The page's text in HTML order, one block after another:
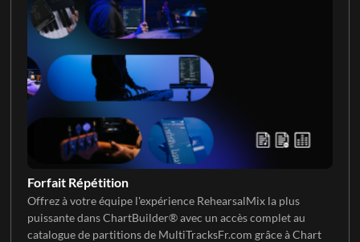
Forfait Répétition
Offrez à votre équipe l'expérience RehearsalMix la plus
puissante dans ChartBuilder® avec un accès complet au
catalogue de partitions de MultiTracksFr.com grâce à Chart